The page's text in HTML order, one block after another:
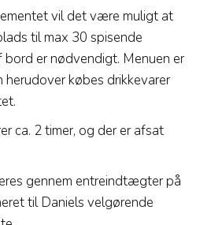
vil det være muligt at
til max 30 spisende
er nødvendigt. Menuen er
herudover købes drikkevarer
ca. 2 timer, og der er afsat
gennem entreindtægter på
til Daniels velgørende